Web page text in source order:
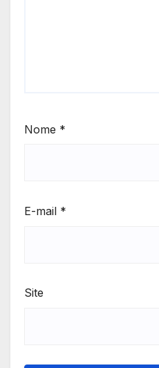
Nome *
E-mail *
Site